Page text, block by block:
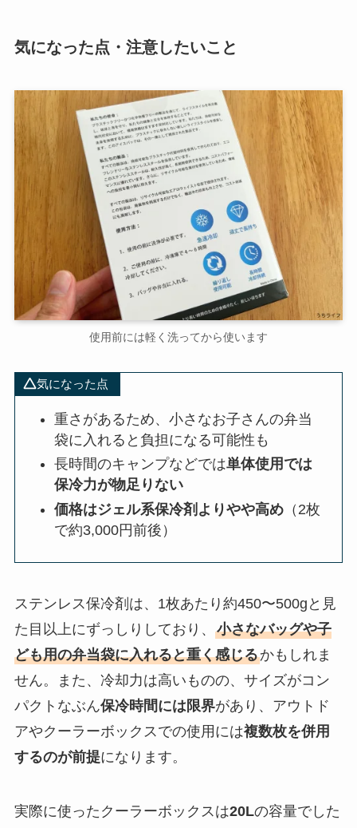
気になった点・注意したいこと
使用前には軽く洗ってから使います
気になった点
重さがあるため、小さなお子さんの弁当
袋に入れると負担になる可能性も
長時間のキャンプなどでは単体使用では
保冷力が物足りない
価格はジェル系保冷剤よりやや高め （2枚
で約3,000円前後）
ステンレス保冷剤は、1枚あたり約450〜500gと見
た目以上にずっしりしており、 小さなバッグや子
ども用の弁当袋に入れると重く感じるかもしれま
せん。また、冷却力は高いものの、サイズがコン
パクトなぶん保冷時間には限界があり、アウトド
アやクーラーボックスでの使用には複数枚を併用
するのが前提になります。
実際に使ったクーラーボックスは20Lの容量でした